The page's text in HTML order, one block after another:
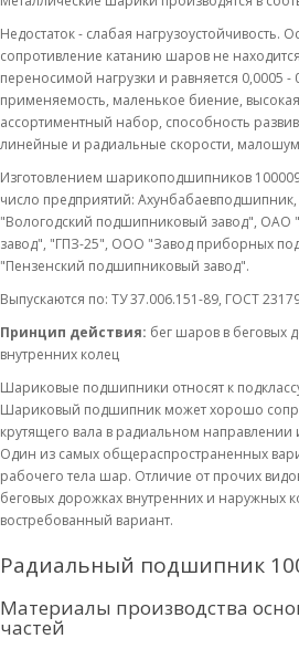
Недостаток - слабая нагрузоустойчивость.
сопротивление катанию шаров не
переносимой нагрузки и равняется 0,0005 -
применяемость, маленькое биение,
ассортиментный набор, способность
линейные и радиальные скорости,
Изготовлением шарикоподшипников
число предприятий:
"Вологодский подшипниковый завод", ОАО
завод", "ГПЗ-25", ООО "Завод приборных
"Пензенский подшипниковый завод".
Выпускаются по: ТУ 37.006.151-89, ГОСТ
Принцип действия: бег шаров в беговых
внутренних колец
Шариковые подшипники относят к
Шариковый подшипник может хорошо
крутящего вала в радиальном направлении
Один из самых общераспространенных
рабочего тела шар. Отличие от прочих
беговых дорожках внутренних и наружных
востребованный вариант.
Радиальный подшипник
Материалы производства
частей